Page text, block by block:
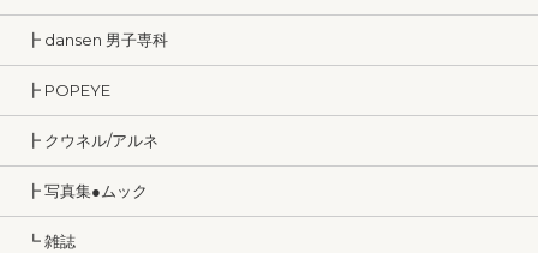
┣ dansen 男子専科
┣ POPEYE
┣ クウネル/アルネ
┣ 写真集●ムック
┗ 雑誌